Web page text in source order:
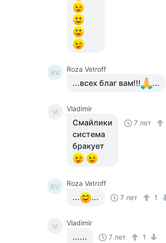
RV Roza Vetroff
...всех благ вам!!! ...
Vl Vladimir
Смайлики
система
бракует
7 лет
RV Roza Vetroff
... ... 7 лет 1
Vl Vladimir
......
7 лет 1